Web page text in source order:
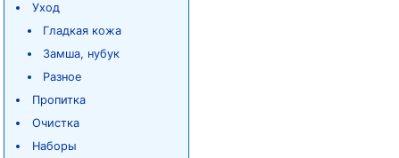
Уход
Гладкая кожа
Замша, нубук
Разное
Пропитка
Очистка
Наборы